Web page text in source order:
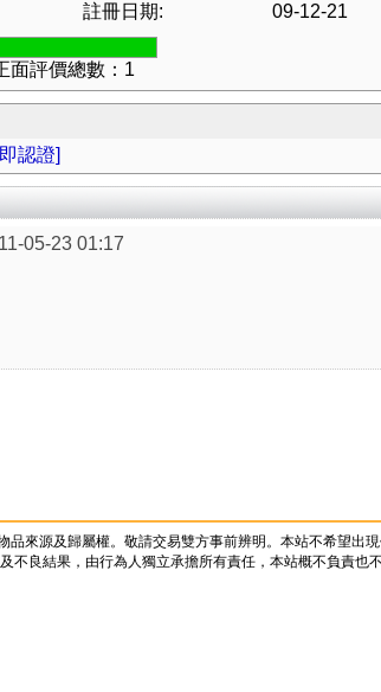
註冊日期:
09-12-21
面評價總數：1
認證]
05-23 01:17
來源及歸屬權。敬請交易雙方事前辨明。本站不希望出
良結果，由行為人獨立承擔所有責任，本站概不負責也不